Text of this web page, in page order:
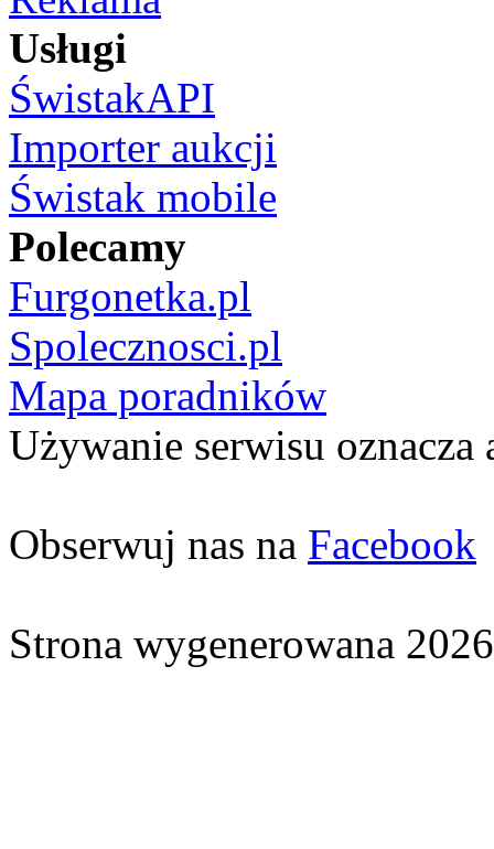
Usługi
ŚwistakAPI
Importer aukcji
Świstak mobile
Polecamy
Furgonetka.pl
Spolecznosci.pl
Mapa poradników
Używanie serwisu oznacza
Obserwuj nas na Facebook
Strona wygenerowana